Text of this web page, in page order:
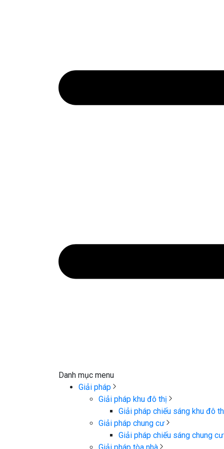
Danh mục menu
Giải pháp
Giải pháp khu đô thị
Giải pháp chiếu sáng khu đô
Giải pháp chung cư
Giải pháp chiếu sáng chung cư